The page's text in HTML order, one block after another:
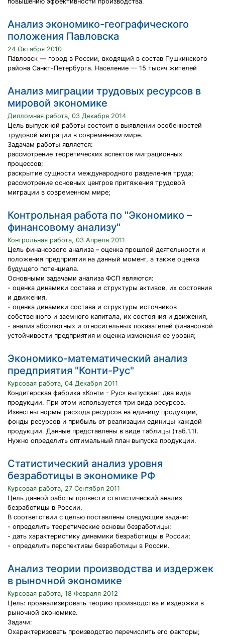
Анализ экономико-географического
положения Павловска
24 Октября 2010
Па́вловск — город в России, входящий в состав Пушкинского
района Санкт-Петербурга. Население — 15 тысяч жителей
Анализ миграции трудовых ресурсов в
мировой экономике
Дипломная работа, 03 Декабря 2014
Цель выпускной работы состоит в выявлении особенностей
трудовой миграции в современном мире.
Задачам работы является:
рассмотрение теоретических аспектов миграционных
процессов;
раскрытие сущности международного разделения труда;
рассмотрение основных центров притяжения трудовой
миграции в современном мире;
Контрольная работа по "Экономико –
финансовому анализу"
Контрольная работа, 03 Апреля 2011
Цель финансового анализа – оценка прошлой деятельности и
положения предприятия на данный момент, а также оценка
будущего потенциала.
Основными задачами анализа ФСП являются:
- оценка динамики состава и структуры активов, их состояния
и движения,
- оценка динамики состава и структуры источников
собственного и заемного капитала, их состояния и движения,
- анализ абсолютных и относительных показателей финансовой
устойчивости предприятия и оценка изменения ее уровня;
Экономико-математический анализ
предприятия "Конти-Рус"
Курсовая работа, 04 Декабря 2011
Кондитерская фабрика «Конти - Рус» выпускает два вида
продукции. При этом используется три вида ресурсов.
Известны нормы расхода ресурсов на единицу продукции,
фонды ресурсов и прибыль от реализации единицы каждой
продукции. Данные представлены в виде таблицы (таб.1.1).
Нужно определить оптимальный план выпуска продукции.
Статистический анализ уровня
безработицы в экономике РФ
Курсовая работа, 27 Сентября 2011
Цель данной работы провести статистический анализ
безработицы в России.
В соответствии с целью поставлены следующие задачи:
- определить теоретические основы безработицы;
- дать характеристику динамики безработицы в России;
- определить перспективы безработицы в России.
Анализ теории производства и издержек
в рыночной экономике
Курсовая работа, 18 Февраля 2012
Цель: проанализировать теорию производства и издержки в
рыночной экономике.
Задачи:
Охарактеризовать производство перечислить его факторы;